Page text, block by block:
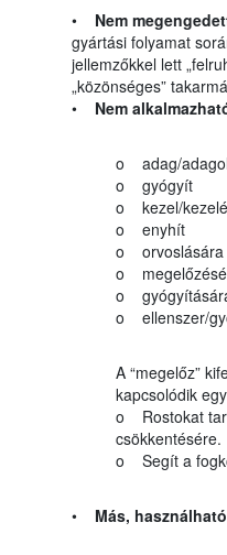
•
Nem
gyártási folyamat
jellemzőkkel lett
„közönséges”
• Nem
o adag/
o gyógyít
o kezel/
o enyhít
o orvoslására
o
o
o ellenszer/
A “megelőz”
kapcsolódik
o Rostokat
csökkentésére.
o Segít a
• Más,